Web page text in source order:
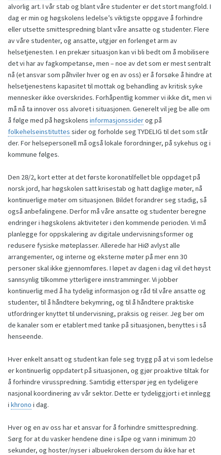
alvorlig art. I vår stab og blant våre studenter er det stort mangfold. I
dag er min og høgskolens ledelse’s viktigste oppgave å forhindre
eller utsette smittespredning blant våre ansatte og studenter. Flere
av våre studenter, og ansatte, utgjør en forlenget arm av
helsetjenesten. I en prekær situasjon kan vi bli bedt om å mobilisere
det vi har av fagkompetanse, men – noe av det som er mest sentralt
nå (et ansvar som påhviler hver og en av oss) er å forsøke å hindre at
helsetjenestens kapasitet til mottak og behandling av kritisk syke
mennesker ikke overskrides. Forhåpentlig kommer vi ikke dit, men vi
må nå ta innover oss alvoret i situasjonen. Generelt vil jeg be alle om
å følge med på høgskolens informasjonssiderog på
folkehelseinstituttes sider og forholde seg TYDELIG til det som står
der. For helsepersonell må også lokale forordninger, på sykehus og i
kommune følges.
Den 28/2, kort etter at det første koronatilfellet ble oppdaget på
norsk jord, har høgskolen satt krisestab og hatt daglige møter, nå
kontinuerlige møter om situasjonen. Bildet forandrer seg stadig, så
også anbefalingene. Derfor må våre ansatte og studenter beregne
endringer i høgskolens aktiviteter i den kommende perioden. Vi må
planlegge for oppskalering av digitale undervisningsformer og
redusere fysiske møteplasser. Allerede har HiØ avlyst alle
arrangementer, og interne og eksterne møter på mer enn 30
personer skal ikke gjennomføres. I løpet av dagen i dag vil det høyst
sannsynlig tilkomme ytterligere innstramminger. Vi jobber
kontinuerlig med å ha tydelig informasjon og råd til våre ansatte og
studenter, til å håndtere bekymring, og til å håndtere praktiske
utfordringer knyttet til undervisning, praksis og reiser. Jeg ber om
de kanaler som er etablert med tanke på situasjonen, benyttes i så
henseende.
Hver enkelt ansatt og student kan føle seg trygg på at vi som ledelse
er kontinuerlig oppdatert på situasjonen, og gjør proaktive tiltak for
å forhindre virusspredning. Samtidig etterspør jeg en tydeligere
nasjonal koordinering av vår sektor. Dette er tydeliggjort i et innlegg
i khrono i dag.
Hver og en av oss har et ansvar for å forhindre smittespredning.
Sørg for at du vasker hendene dine i såpe og vann i minimum 20
sekunder, og hoster/nyser i albuekroken dersom du ikke har et